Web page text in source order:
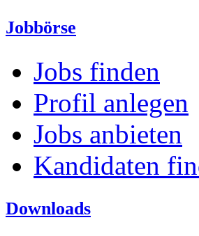
Jobbörse
Jobs finden
Profil anlegen
Jobs anbieten
Kandidaten
Downloads